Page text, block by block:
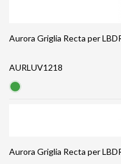
Aurora Griglia Recta per
AURLUV1218
Aurora Griglia Recta per